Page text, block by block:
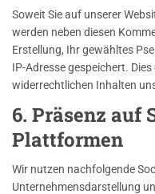
Soweit Sie auf unserer
werden neben diesen
Erstellung, Ihr gewähltes
IP-Adresse gespeichert.
widerrechtlichen Inhalten
6. Präsenz auf
Plattformen
Wir nutzen nachfolgende
Unternehmensdarstellung